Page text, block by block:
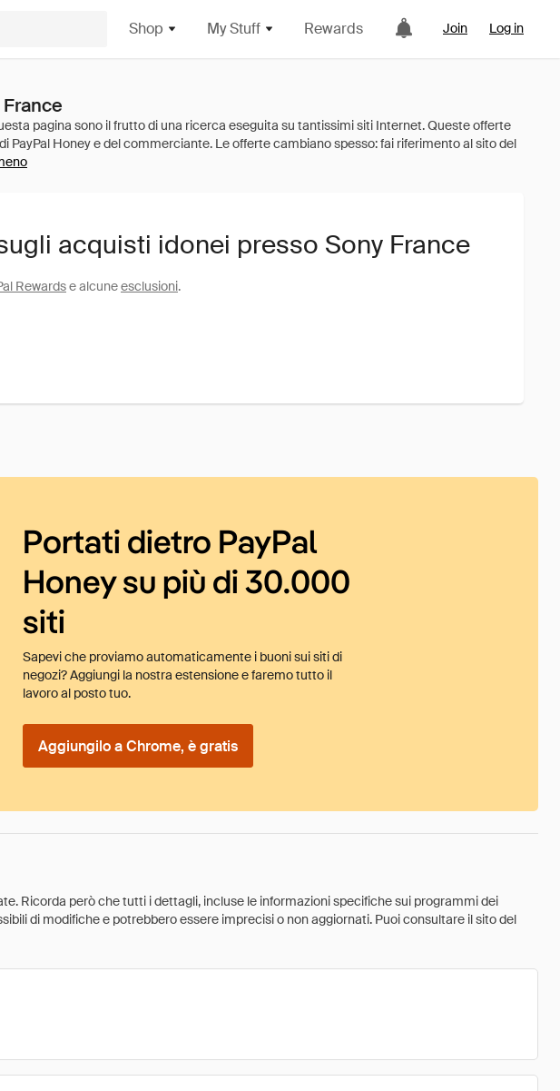
Shop My Stuff Rewards Join Log in
acquisti idonei presso Sony France
Rewardse alcuneesclusioni.
Portati dietro PayPal
Honey su più di 30.000
siti
Sapevi che proviamo automaticamente i buoni sui siti di
negozi? Aggiungi la nostra estensione e faremo tutto il
lavoro al posto tuo.
Aggiungilo a Chrome, è gratis
Ricorda però che tutti i dettagli, incluse le informazioni specifiche sui programmi dei
di modifiche e potrebbero essere imprecisi o non aggiornati. Puoi consultare il sito del